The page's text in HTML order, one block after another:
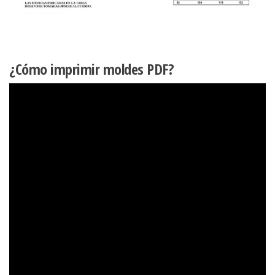
¿Cómo imprimir moldes PDF?